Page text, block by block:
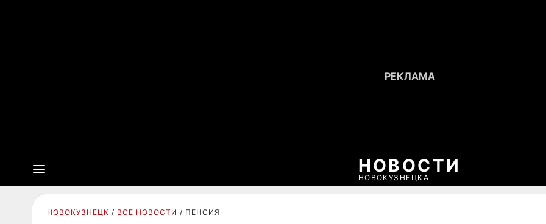
НОВОСТИ
НОВОКУЗНЕЦКА
НОВОКУЗНЕЦК ВСЕ НОВОСТИ ПЕНСИЯ